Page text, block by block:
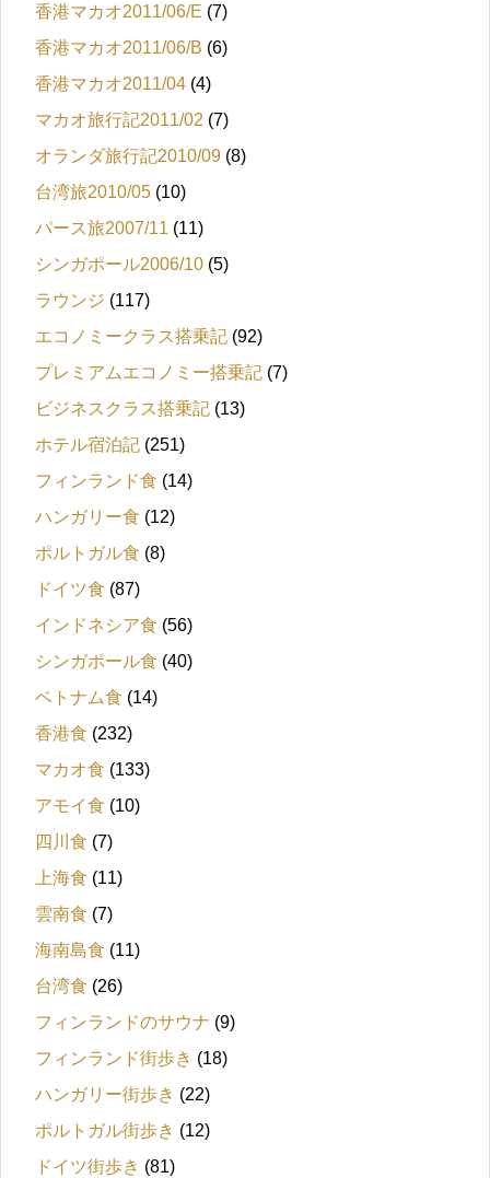
香港マカオ2011/06/E (7)
香港マカオ2011/06/B (6)
香港マカオ2011/04 (4)
マカオ旅行記2011/02 (7)
オランダ旅行記2010/09 (8)
台湾旅2010/05 (10)
パース旅2007/11 (11)
シンガポール2006/10 (5)
ラウンジ (117)
エコノミークラス搭乗記 (92)
プレミアムエコノミー搭乗記 (7)
ビジネスクラス搭乗記 (13)
ホテル宿泊記 (251)
フィンランド食 (14)
ハンガリー食 (12)
ポルトガル食 (8)
ドイツ食 (87)
インドネシア食 (56)
シンガポール食 (40)
ベトナム食 (14)
香港食 (232)
マカオ食 (133)
アモイ食 (10)
四川食 (7)
上海食 (11)
雲南食 (7)
海南島食 (11)
台湾食 (26)
フィンランドのサウナ (9)
フィンランド街歩き (18)
ハンガリー街歩き (22)
ポルトガル街歩き (12)
ドイツ街歩き (81)